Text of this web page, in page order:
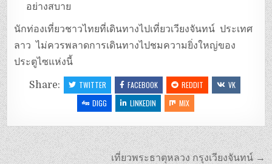
อย่างสบาย
นักท่องเที่ยวชาวไทยที่เดินทางไปเที่ยวเวียงจันทน์ ประเทศ
ลาว ไม่ควรพลาดการเดินทางไปชมความยิ่งใหญ่ของ
ประตูไซแห่งนี้
Share: TWITTER FACEBOOK REDDIT
VK
DIGG
LINKEDIN MIX
เที่ยวพระธาตุหลวง กรุงเวียงจันทน์ →